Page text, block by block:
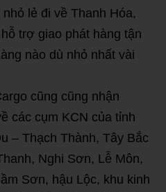
lẻ đi về Thanh Hóa,
trợ giao phát hàng tận
nào dù nhỏ nhất vài
cũng cũng nhận
các cụm KCN của tỉnh
– Thạch Thành, Tây Bắc
Nghi Sơn, Lễ Môn,
Sơn, hậu Lộc, khu kinh